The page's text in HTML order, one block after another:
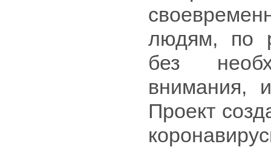
людям, по
без
внимания,
Проект